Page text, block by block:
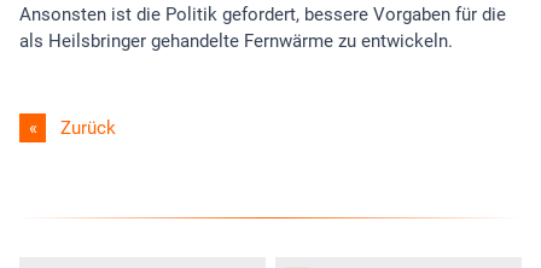
Ansonsten ist die Politik gefordert, bessere Vorgaben für die
als Heilsbringer gehandelte Fernwärme zu entwickeln.
Zurück